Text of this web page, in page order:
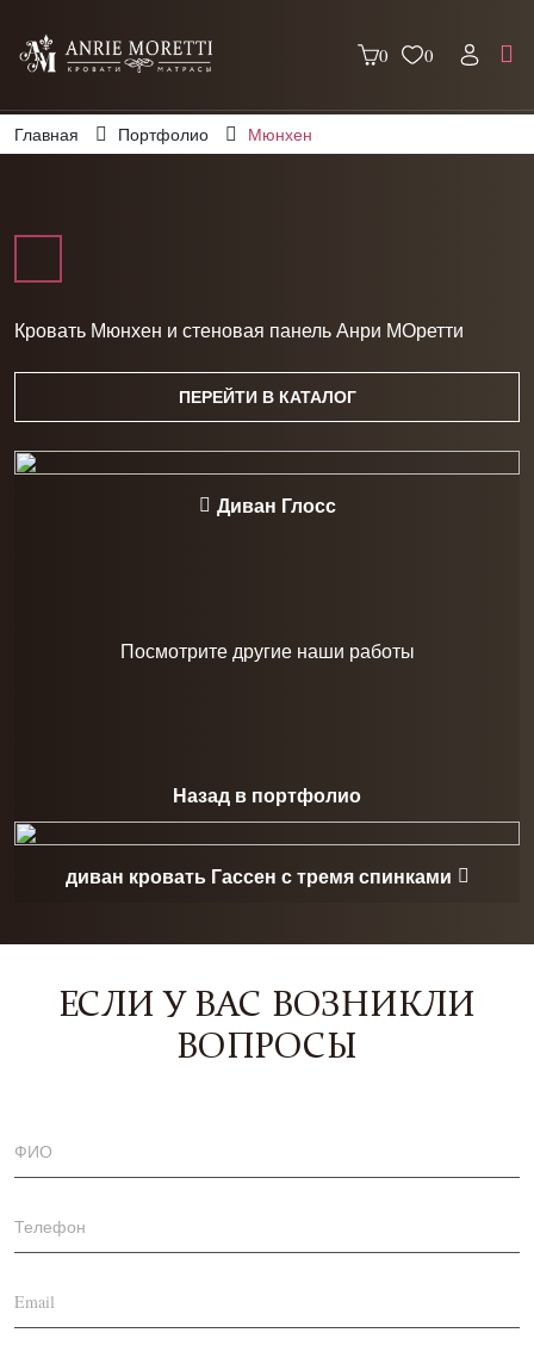
0 0
Главная Портфолио Мюнхен
Кровать Мюнхен и стеновая панель Анри МОретти
ПЕРЕЙТИ В КАТАЛОГ
Диван Глосс
Посмотрите другие наши работы
Назад в портфолио
диван кровать Гассен с тремя спинками
ЕСЛИ У ВАС ВОЗНИКЛИ
ВОПРОСЫ